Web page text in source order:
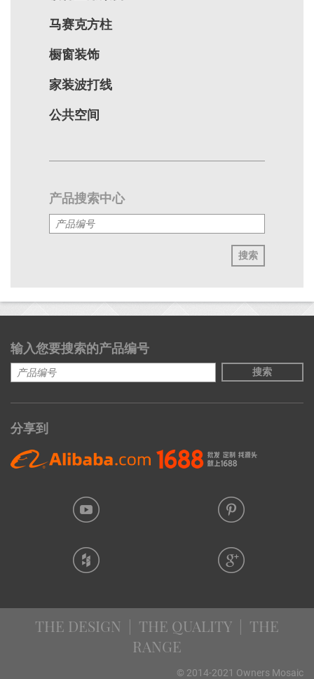
马赛克方柱
橱窗装饰
家装波打线
公共空间
产品搜索中心
搜索
输入您要搜索的产品编号
搜索
分享到
THE DESIGN | THE QUALITY | THE
RANGE
© 2014-2021 Owners Mosaic